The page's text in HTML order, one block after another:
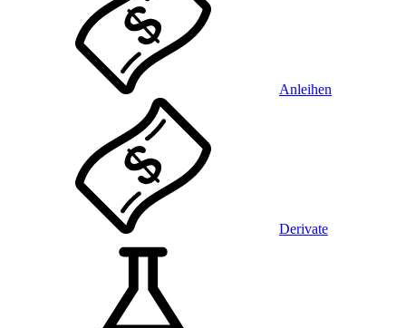
Anleihen
Derivate